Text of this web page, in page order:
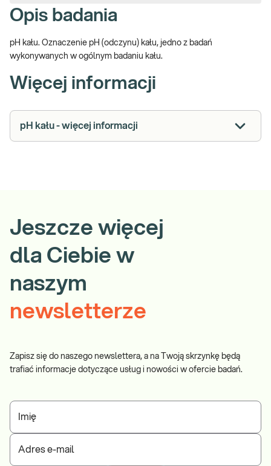
Opis badania
pH kału. Oznaczenie pH (odczynu) kału, jedno z badań
wykonywanych w ogólnym badaniu kału.
Więcej informacji
pH kału - więcej informacji
Jeszcze więcej
dla Ciebie w
naszym
newsletterze
Zapisz się do naszego newslettera, a na Twoją skrzynkę będą
trafiać informacje dotyczące usług i nowości w ofercie badań.
Imię
Adres e-mail